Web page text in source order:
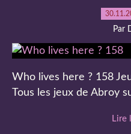
Par
Who lives here ? 158
Tous les jeux de Abroy
Lire